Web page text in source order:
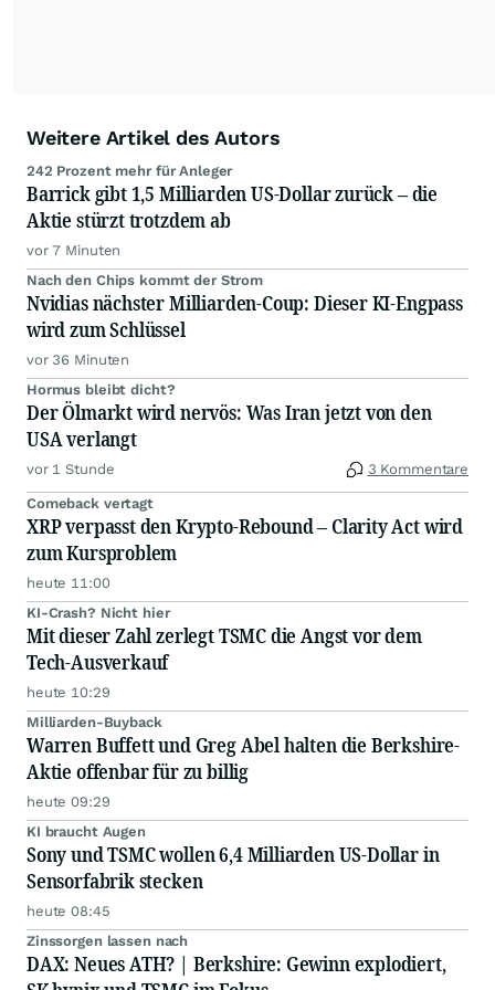
Weitere Artikel des Autors
242 Prozent mehr für Anleger
Barrick gibt 1,5 Milliarden US-Dollar zurück – die
Aktie stürzt trotzdem ab
vor 7 Minuten
Nach den Chips kommt der Strom
Nvidias nächster Milliarden-Coup: Dieser KI-Engpass
wird zum Schlüssel
vor 36 Minuten
Hormus bleibt dicht?
Der Ölmarkt wird nervös: Was Iran jetzt von den
USA verlangt
vor 1 Stunde 3 Kommentare
Comeback vertagt
XRP verpasst den Krypto-Rebound – Clarity Act wird
zum Kursproblem
heute 11:00
KI-Crash? Nicht hier
Mit dieser Zahl zerlegt TSMC die Angst vor dem
Tech-Ausverkauf
heute 10:29
Milliarden-Buyback
Warren Buffett und Greg Abel halten die Berkshire-
Aktie offenbar für zu billig
heute 09:29
KI braucht Augen
Sony und TSMC wollen 6,4 Milliarden US-Dollar in
Sensorfabrik stecken
heute 08:45
Zinssorgen lassen nach
DAX: Neues ATH? | Berkshire: Gewinn explodiert,